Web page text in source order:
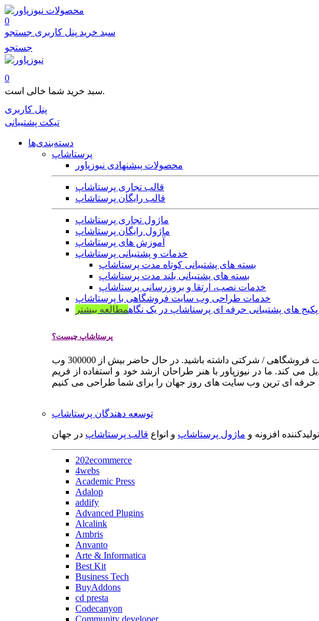
محصولات
0
سبد خرید پنل کاربری جستجو
جستجو
0
سبد خرید شما خالی است.
پنل کاربری
تیکت پشتیبانی
دسته‌بندی‌ها
پرستاشاپ
محصولات پیشنهادی نیوزپاور
قالب تجاری پرستاشاپ
قالب رایگان پرستاشاپ
ماژول تجاری پرستاشاپ
ماژول رایگان پرستاشاپ
آموزش های پرستاشاپ
خدمات و پشتیبانی پرستاشاپ
بسته های پشتیبانی کوتاه مدت پرستاشاپ
بسته های پشتیبانی بلند مدت پرستاشاپ
خدمات نصب، ارتقا و بروزرسانی پرستاشاپ
خدمات طراحی وب سایت فروشگاهی با پرستاشاپ
های پشتیبانی حرفه ای پرستاشاپ در یک نگاهمطالعه بیشتر
پرستاشاپ چیست؟
پرستاشاپ یک سیستم مدیریت وب سایت / فروشگاه آنلاین اپن سورس است که به شما کمک می کند به سرعت یک وب سایت فروشگاهی / شرکتی داشته باشید. در حال حاضر بیش از 300000 وب
کند. ما در نیوزپاور با هنر طراحان ارشد خود و استفاده از فریم
توسعه دهندگان پرستاشاپ
افزونه و ماژول پرستاشاپ و انواع قالب پرستاشاپ در جهان
202ecommerce
4webs
Academic Press
Adalop
addify
Advanced Plugins
Alcalink
Ambris
Anvanto
Arte & Informatica
Best Kit
Business Tech
BuyAddons
cd presta
Codecanyon
Community developer